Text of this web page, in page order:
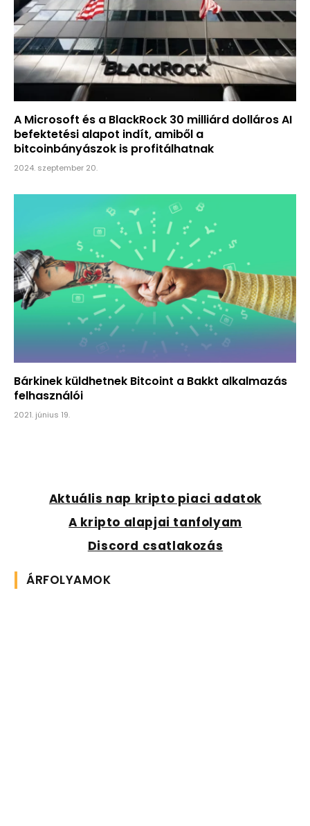
A Microsoft és a BlackRock 30 milliárd dolláros AI
befektetési alapot indít, amiből a
bitcoinbányászok is profitálhatnak
2024. szeptember 20.
Bárkinek küldhetnek Bitcoint a Bakkt alkalmazás
felhasználói
2021. június 19.
Aktuális nap kripto piaci adatok
A kripto alapjai tanfolyam
Discord csatlakozás
ÁRFOLYAMOK